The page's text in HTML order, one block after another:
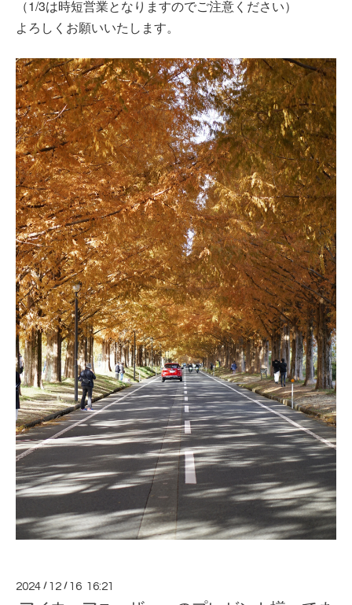
（1/3は時短営業となりますのでご注意ください）
よろしくお願いいたします。
2024 / 12 / 16 16:21